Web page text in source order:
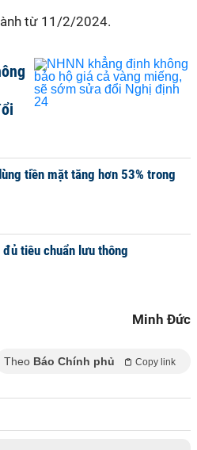
từ 11/2/2024.
tiền mặt tăng hơn 53% trong
tiêu chuẩn lưu thông
Minh Đức
Theo Báo Chính phủ Copy link